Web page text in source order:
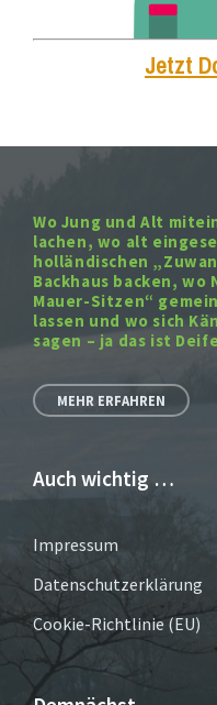
Jetzt
Wo Jung und Alt
lachen, wo alt
holländischen
Backhaus backen, wo
Mauer-Sitzen“
lassen und wo sich
sagen – ja das ist
MEHR ERFAHREN
Auch wichtig …
Impressum
Datenschutzerklärung
Cookie-Richtlinie (EU)